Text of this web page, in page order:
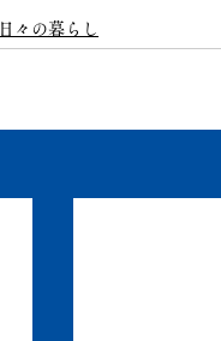
日々の暮らし